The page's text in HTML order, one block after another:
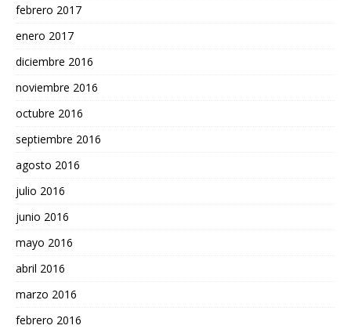
febrero 2017
enero 2017
diciembre 2016
noviembre 2016
octubre 2016
septiembre 2016
agosto 2016
julio 2016
junio 2016
mayo 2016
abril 2016
marzo 2016
febrero 2016